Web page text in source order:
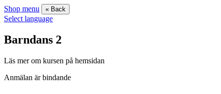
Shop menu « Back
Select language
Barndans 2
Läs mer om kursen på hemsidan
Anmälan är bindande